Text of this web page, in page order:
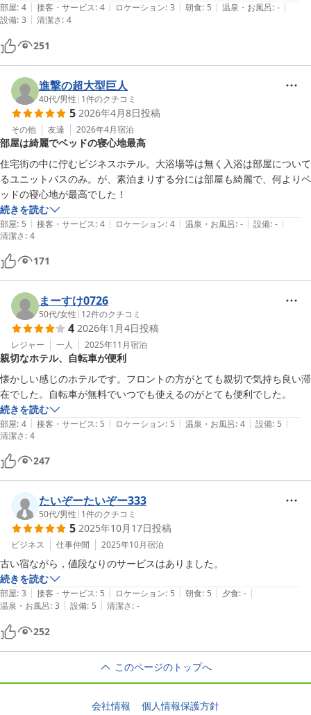
何より、朝食がすごくいい！和食を頼みましたが、この価格帯でびっく
部屋: 4 | 接客・サービス: 4 | ロケーション: 3 | 朝食: 5 | 温泉・お風呂: - |
設備: 3 | 清潔さ: 4
251
進撃の超大型巨人
40代/男性 | 1件のクチコミ
5 2026年4月8日投稿
その他 友達 2026年4月宿泊
部屋は綺麗でベッドの寝心地最高
住宅街の中に佇むビジネスホテル。大浴場等は無く入浴は部屋について
るユニットバスのみ。が、素泊まりする分には部屋も綺麗で、何よりベ
ッドの寝心地が最高でした！
続きを読む
部屋: 5 | 接客・サービス: 4 | ロケーション: 4 | 温泉・お風呂: - | 設備: - |
清潔さ: 4
171
まーすけ0726
50代/女性 | 12件のクチコミ
4 2026年1月4日投稿
レジャー 一人 2025年11月宿泊
親切なホテル、自転車が便利
懐かしい感じのホテルです。フロントの方がとても親切で気持ち良い滞
在でした。自転車が無料でいつでも使えるのがとても便利でした。
続きを読む
部屋: 4 | 接客・サービス: 5 | ロケーション: 5 | 温泉・お風呂: 4 | 設備: 5 |
清潔さ: 4
247
たいぞーたいぞー333
50代/男性 | 1件のクチコミ
5 2025年10月17日投稿
ビジネス 仕事仲間 2025年10月宿泊
古い宿ながら，値段なりのサービスはありました。
続きを読む
部屋: 3 | 接客・サービス: 5 | ロケーション: 5 | 朝食: 5 | 夕食: - |
温泉・お風呂: 3 | 設備: 5 | 清潔さ: -
252
このページのトップへ
会社情報 個人情報保護方針